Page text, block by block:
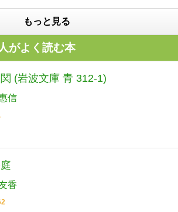
もっと見る
がよく読む本
(岩波文庫 青 312-1)
信
香